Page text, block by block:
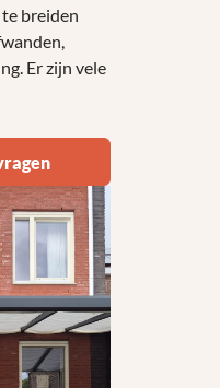
breiden
Er zijn vele